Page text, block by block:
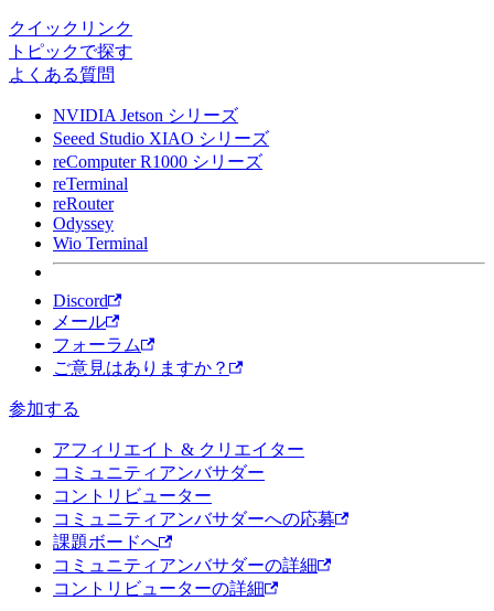
クイックリンク
トピックで探す
よくある質問
NVIDIA Jetson シリーズ
Seeed Studio XIAO シリーズ
reComputer R1000 シリーズ
reTerminal
reRouter
Odyssey
Wio Terminal
Discord
メール
フォーラム
ご意見はありますか？
参加する
アフィリエイト & クリエイター
コミュニティアンバサダー
コントリビューター
コミュニティアンバサダーへの応募
課題ボードへ
コミュニティアンバサダーの詳細
コントリビューターの詳細